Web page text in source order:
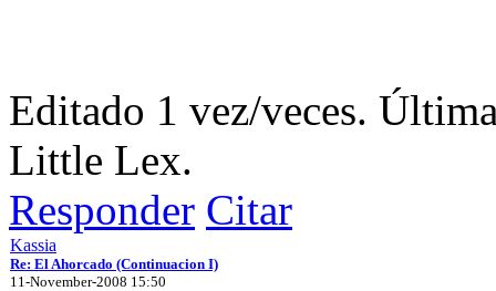
Editado 1 vez/veces.
Little Lex.
Responder Citar
Kassia
Re: El Ahorcado (Continuacion I)
11-November-2008 15:50